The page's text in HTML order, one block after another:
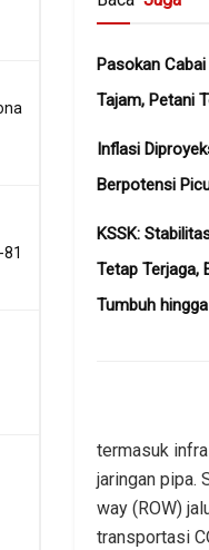
Pasokan
Tajam, Petani
Inflasi
Berpotensi
KSSK:
Tetap Terjaga,
Tumbuh
termasuk
jaringan pipa.
way (ROW)
transportasi